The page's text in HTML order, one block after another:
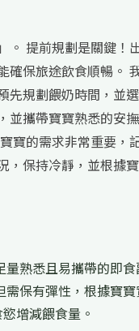
。 提前規劃是關鍵！
確保旅途飲食順暢。
先規劃餵奶時間，並
並攜帶寶寶熟悉的安
寶的需求非常重要，
，保持冷靜，並根據
熟悉且易攜帶的即
保有彈性，根據寶
增減餵食量。